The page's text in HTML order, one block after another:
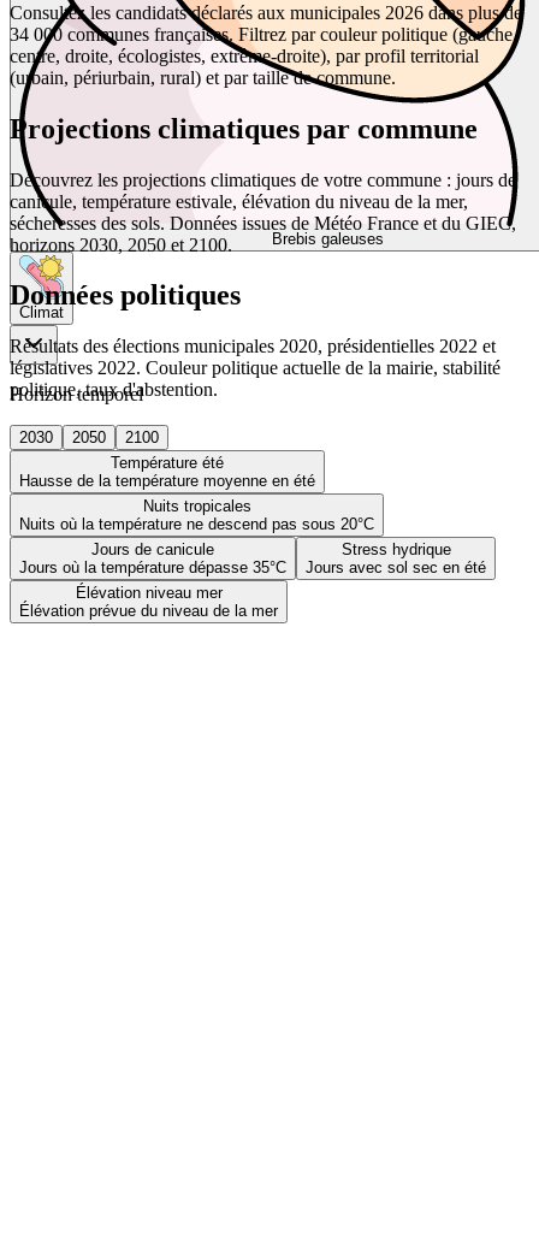
Brebis galeuses
Climat
Horizon temporel
2030 2050
2100
Température été
Hausse de la température moyenne en été
Nuits tropicales
Nuits où la température ne descend pas sous 20°C
Jours de canicule
Jours où la température dépasse 35°C
Stress hydrique
Jours avec sol sec en été
Élévation niveau mer
Élévation prévue du niveau de la mer
Consultez les candidats déclarés aux municipales 2026 dans plus de
34 000 communes françaises. Filtrez par couleur politique (gauche,
centre, droite, écologistes, extrême-droite), par profil territorial
(urbain, périurbain, rural) et par taille de commune.
Projections climatiques par commune
Découvrez les projections climatiques de votre commune : jours de
canicule, température estivale, élévation du niveau de la mer,
sécheresses des sols. Données issues de Météo France et du GIEC,
horizons 2030, 2050 et 2100.
Données politiques
Résultats des élections municipales 2020, présidentielles 2022 et
législatives 2022. Couleur politique actuelle de la mairie, stabilité
politique, taux d'abstention.